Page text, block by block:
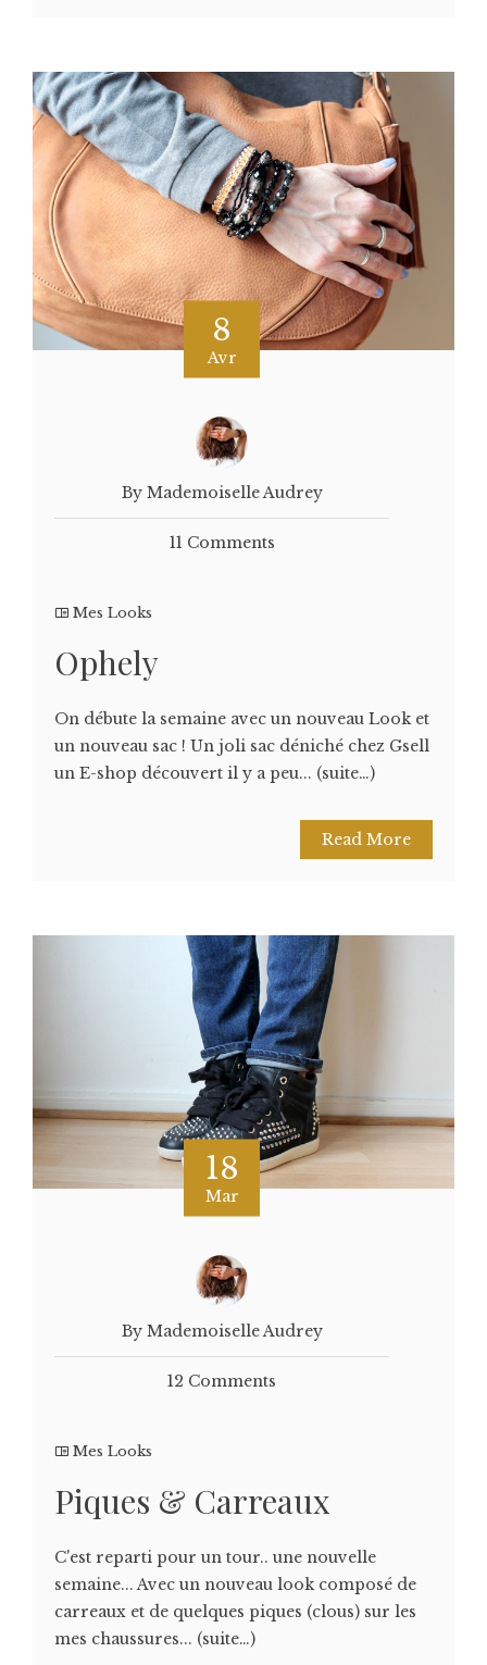
8
Avr
By Mademoiselle Audrey
11 Comments
Mes Looks
Ophely
On débute la semaine avec un nouveau Look et
un nouveau sac ! Un joli sac déniché chez Gsell
un E-shop découvert il y a peu... (suite…)
Read More
18
Mar
By Mademoiselle Audrey
12 Comments
Mes Looks
Piques & Carreaux
C'est reparti pour un tour.. une nouvelle
semaine... Avec un nouveau look composé de
carreaux et de quelques piques (clous) sur les
mes chaussures... (suite…)